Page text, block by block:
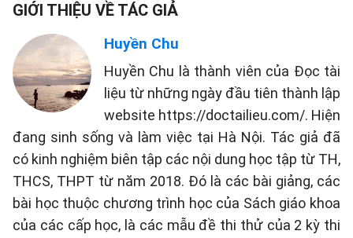
GIỚI THIỆU VỀ TÁC GIẢ
Huyền Chu
Huyền Chu là thành viên của Đọc tài
liệu từ những ngày đầu tiên thành lập
website https://doctailieu.com/. Hiện
đang sinh sống và làm việc tại Hà Nội. Tác giả đã
có kinh nghiệm biên tập các nội dung học tập từ TH,
THCS, THPT từ năm 2018. Đó là các bài giảng, các
bài học thuộc chương trình học của Sách giáo khoa
của các cấp học, là các mẫu đề thi thử của 2 kỳ thi